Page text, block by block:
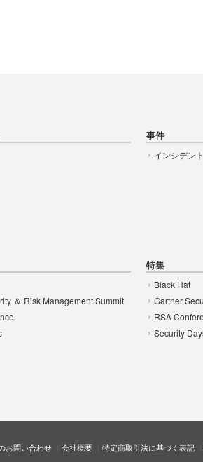
事件
インシデン
＆ Risk Management Summit
特集
Black Hat
Gartner
RSA
Security
お問い合わせ 会社概要 特定商取引法に基づく表記